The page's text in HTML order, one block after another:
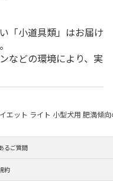
「小道具類」はお届け
などの環境により、実
エット ライト 小型犬用 肥満傾
るご質問
約